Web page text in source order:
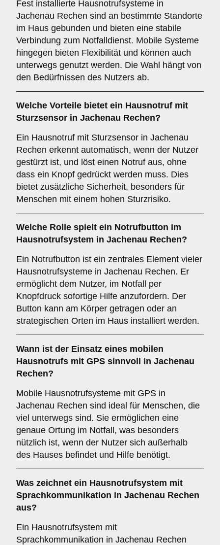
Fest installierte Hausnotrufsysteme in
Jachenau Rechen sind an bestimmte Standorte
im Haus gebunden und bieten eine stabile
Verbindung zum Notfalldienst. Mobile Systeme
hingegen bieten Flexibilität und können auch
unterwegs genutzt werden. Die Wahl hängt von
den Bedürfnissen des Nutzers ab.
Welche Vorteile bietet ein Hausnotruf mit
Sturzsensor in Jachenau Rechen?
Ein Hausnotruf mit Sturzsensor in Jachenau
Rechen erkennt automatisch, wenn der Nutzer
gestürzt ist, und löst einen Notruf aus, ohne
dass ein Knopf gedrückt werden muss. Dies
bietet zusätzliche Sicherheit, besonders für
Menschen mit einem hohen Sturzrisiko.
Welche Rolle spielt ein Notrufbutton im
Hausnotrufsystem in Jachenau Rechen?
Ein Notrufbutton ist ein zentrales Element vieler
Hausnotrufsysteme in Jachenau Rechen. Er
ermöglicht dem Nutzer, im Notfall per
Knopfdruck sofortige Hilfe anzufordern. Der
Button kann am Körper getragen oder an
strategischen Orten im Haus installiert werden.
Wann ist der Einsatz eines mobilen
Hausnotrufs mit GPS sinnvoll in Jachenau
Rechen?
Mobile Hausnotrufsysteme mit GPS in
Jachenau Rechen sind ideal für Menschen, die
viel unterwegs sind. Sie ermöglichen eine
genaue Ortung im Notfall, was besonders
nützlich ist, wenn der Nutzer sich außerhalb
des Hauses befindet und Hilfe benötigt.
Was zeichnet ein Hausnotrufsystem mit
Sprachkommunikation in Jachenau Rechen
aus?
Ein Hausnotrufsystem mit
Sprachkommunikation in Jachenau Rechen